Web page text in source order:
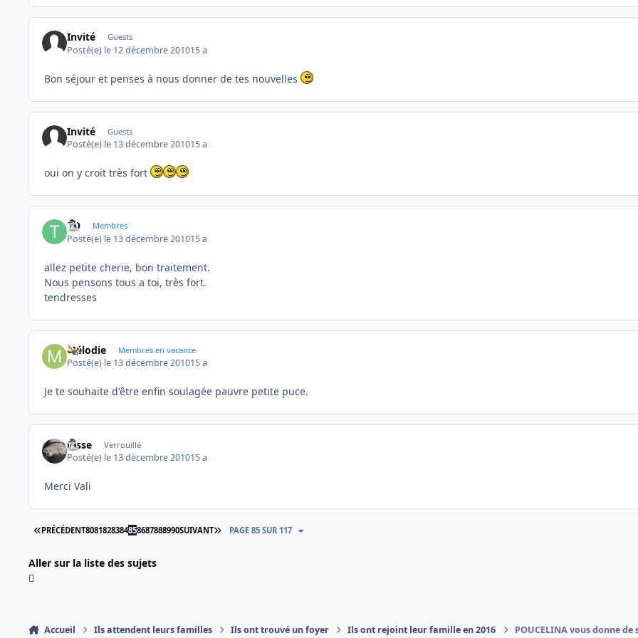
Invité Guests
Posté(e) le 12 décembre 201015 a
Bon séjour et penses à nous donner de tes nouvelles
Invité Guests
Posté(e) le 13 décembre 201015 a
oui on y croit très fort
TO Membres
Posté(e) le 13 décembre 201015 a
allez petite cherie, bon traitement.
Nous pensons tous a toi, très fort.
tendresses
Mélodie Membres en vacance
Posté(e) le 13 décembre 201015 a
Je te souhaite d'être enfin soulagée pauvre petite puce.
josse Verrouillé
Posté(e) le 13 décembre 201015 a
Merci Vali
PREMIÈRE PAGE
PRÉCÉDENT8081828384858687888990SUIVANT DERNIÈRE PAGE
PAGE 85 SUR 117
Aller sur la liste des sujets
Accueil Ils attendent leurs familles Ils ont trouvé un foyer Ils ont rejoint leur famille en 2016 POUCELINA vous donne